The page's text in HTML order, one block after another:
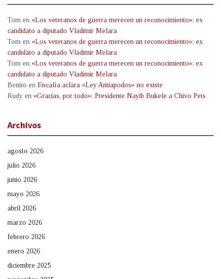
Tom en «Los veteranos de guerra merecen un reconocimiento»: ex
candidato a diputado Vladimir Melara
Tom en «Los veteranos de guerra merecen un reconocimiento»: ex
candidato a diputado Vladimir Melara
Tom en «Los veteranos de guerra merecen un reconocimiento»: ex
candidato a diputado Vladimir Melara
Benito en Fiscalía aclara «Ley Antiapodos» no existe
Rudy en «Gracias, por todo»: Presidente Nayib Bukele a Chivo Pets
Archivos
agosto 2026
julio 2026
junio 2026
mayo 2026
abril 2026
marzo 2026
febrero 2026
enero 2026
diciembre 2025